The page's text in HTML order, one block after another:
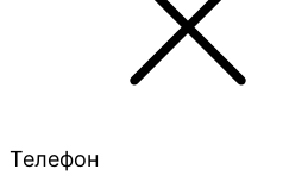
Телефон